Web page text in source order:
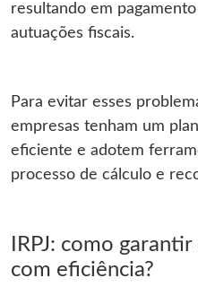
resultando em
autuações fiscais.
Para evitar esses
empresas tenham um
eficiente e adotem
processo de cálculo e
IRPJ: como
com eficiência?